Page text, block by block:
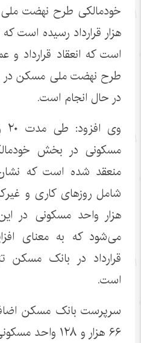
هزار قرارداد رسیده است
است که انعقاد قرارداد و
طرح نهضت ملی مسکن در
در حال انجام است.
مسکونی در بخش
شامل روزهای کاری و
هزار واحد مسکونی در
قرارداد در بانک مسکن
است.
سرپرست بانک مسکن اضافه
۶۶ هزار و ۱۲۸